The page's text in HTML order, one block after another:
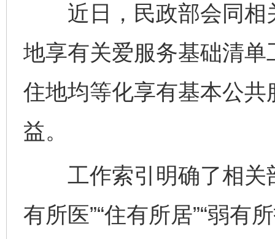
近日，民政部会同相
地享有关爱服务基础清
住地均等化享有基本公
益。
工作索引明确了相关部
有所医”“住有所居”“弱有